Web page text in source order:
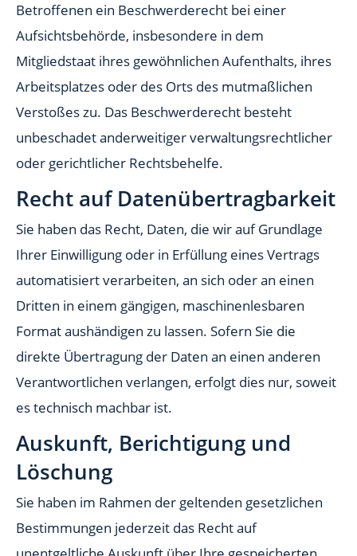
Betroffenen ein Beschwerderecht bei einer
Aufsichtsbehörde, insbesondere in dem
Mitgliedstaat ihres gewöhnlichen Aufenthalts, ihres
Arbeitsplatzes oder des Orts des mutmaßlichen
Verstoßes zu. Das Beschwerderecht besteht
unbeschadet anderweitiger verwaltungsrechtlicher
oder gerichtlicher Rechtsbehelfe.
Recht auf Daten­übertrag­barkeit
Sie haben das Recht, Daten, die wir auf Grundlage
Ihrer Einwilligung oder in Erfüllung eines Vertrags
automatisiert verarbeiten, an sich oder an einen
Dritten in einem gängigen, maschinenlesbaren
Format aushändigen zu lassen. Sofern Sie die
direkte Übertragung der Daten an einen anderen
Verantwortlichen verlangen, erfolgt dies nur, soweit
es technisch machbar ist.
Auskunft, Berichtigung und
Löschung
Sie haben im Rahmen der geltenden gesetzlichen
Bestimmungen jederzeit das Recht auf